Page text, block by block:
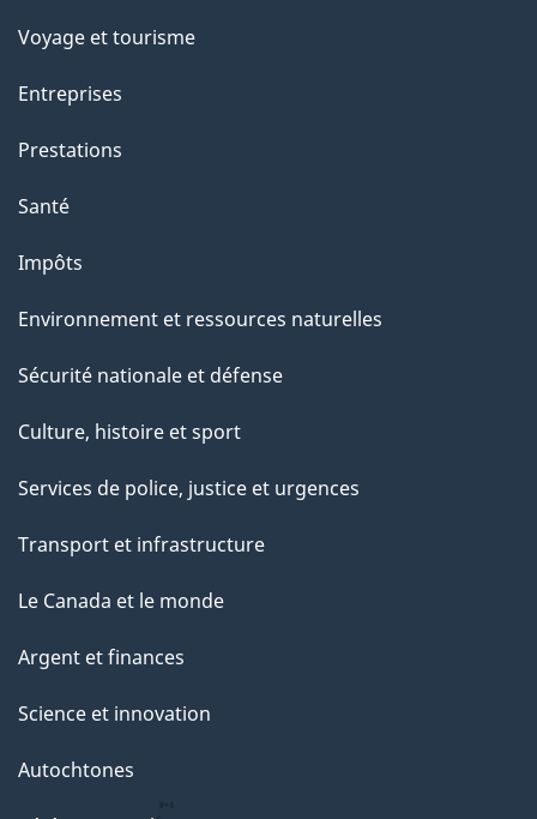
Voyage et tourisme
Entreprises
Prestations
Santé
Impôts
Environnement et ressources naturelles
Sécurité nationale et défense
Culture, histoire et sport
Services de police, justice et urgences
Transport et infrastructure
Le Canada et le monde
Argent et finances
Science et innovation
Autochtones